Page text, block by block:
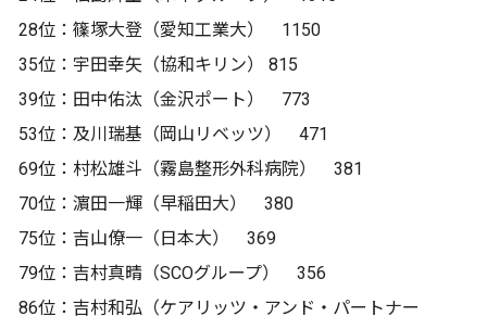
28位：篠塚大登（愛知工業大） 1150
35位：宇田幸矢（協和キリン） 815
39位：田中佑汰（金沢ポート） 773
53位：及川瑞基（岡山リベッツ） 471
69位：村松雄斗（霧島整形外科病院） 381
70位：濵田一輝（早稲田大） 380
75位：吉山僚一（日本大） 369
79位：吉村真晴（SCOグループ） 356
86位：吉村和弘（ケアリッツ・アンド・パートナー